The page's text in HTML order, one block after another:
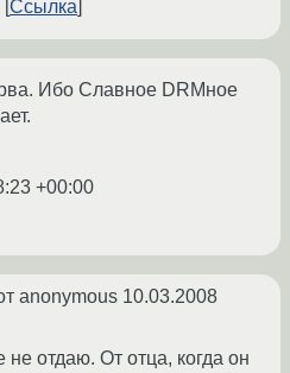
Ссылка
Ибо Славное DRMное
+00:00
anonymous 10.03.2008
не отдаю. От отца, когда он